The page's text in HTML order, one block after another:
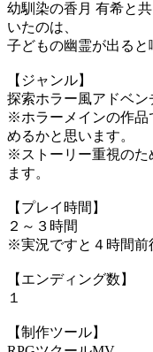
幼馴染の香月 有希と
いたのは、
子どもの幽霊が出ると
【ジャンル】
探索ホラー風アドベン
※ホラーメインの作品
めるかと思います。
※ストーリー重視のた
ます。
【プレイ時間】
２～３時間
※実況ですと４時間前
【エンディング数】
１
【制作ツール】